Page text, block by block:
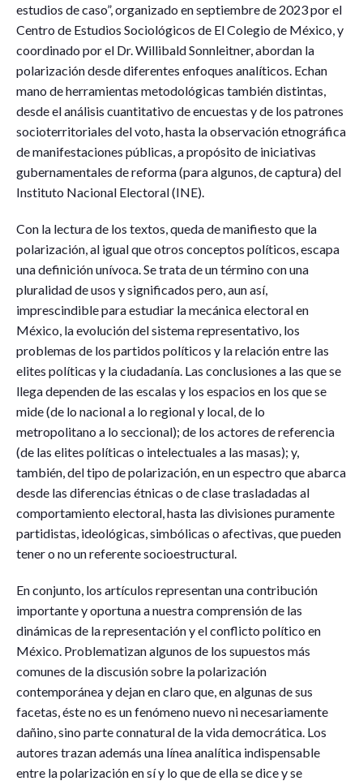
estudios de caso”, organizado en septiembre de 2023 por el
Centro de Estudios Sociológicos de El Colegio de México, y
coordinado por el Dr. Willibald Sonnleitner, abordan la
polarización desde diferentes enfoques analíticos. Echan
mano de herramientas metodológicas también distintas,
desde el análisis cuantitativo de encuestas y de los patrones
socioterritoriales del voto, hasta la observación etnográfica
de manifestaciones públicas, a propósito de iniciativas
gubernamentales de reforma (para algunos, de captura) del
Instituto Nacional Electoral (INE).
Con la lectura de los textos, queda de manifiesto que la
polarización, al igual que otros conceptos políticos, escapa
una definición unívoca. Se trata de un término con una
pluralidad de usos y significados pero, aun así,
imprescindible para estudiar la mecánica electoral en
México, la evolución del sistema representativo, los
problemas de los partidos políticos y la relación entre las
elites políticas y la ciudadanía. Las conclusiones a las que se
llega dependen de las escalas y los espacios en los que se
mide (de lo nacional a lo regional y local, de lo
metropolitano a lo seccional); de los actores de referencia
(de las elites políticas o intelectuales a las masas); y,
también, del tipo de polarización, en un espectro que abarca
desde las diferencias étnicas o de clase trasladadas al
comportamiento electoral, hasta las divisiones puramente
partidistas, ideológicas, simbólicas o afectivas, que pueden
tener o no un referente socioestructural.
En conjunto, los artículos representan una contribución
importante y oportuna a nuestra comprensión de las
dinámicas de la representación y el conflicto político en
México. Problematizan algunos de los supuestos más
comunes de la discusión sobre la polarización
contemporánea y dejan en claro que, en algunas de sus
facetas, éste no es un fenómeno nuevo ni necesariamente
dañino, sino parte connatural de la vida democrática. Los
autores trazan además una línea analítica indispensable
entre la polarización en sí y lo que de ella se dice y se